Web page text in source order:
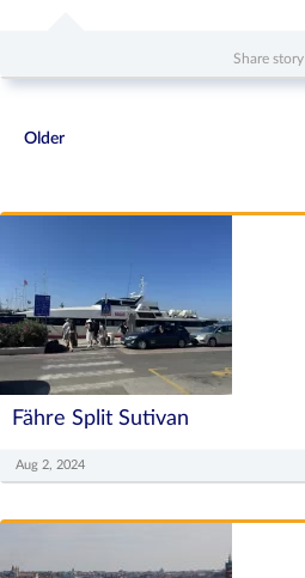
Share story
Older
Fähre Split Sutivan
Aug 2, 2024